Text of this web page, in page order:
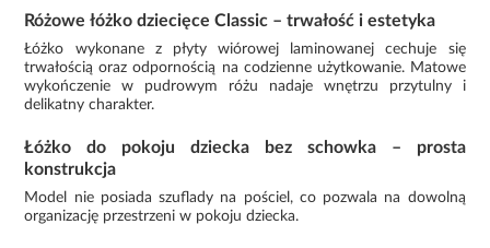
Różowe łóżko dziecięce Classic – trwałość i estetyka
Łóżko wykonane z płyty wiórowej laminowanej cechuje się
trwałością oraz odpornością na codzienne użytkowanie. Matowe
wykończenie w pudrowym różu nadaje wnętrzu przytulny i
delikatny charakter.
Łóżko do pokoju dziecka bez schowka – prosta
konstrukcja
Model nie posiada szuflady na pościel, co pozwala na dowolną
organizację przestrzeni w pokoju dziecka.